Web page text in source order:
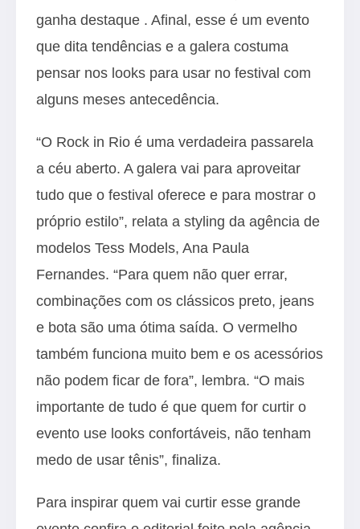
ganha destaque . Afinal, esse é um evento
que dita tendências e a galera costuma
pensar nos looks para usar no festival com
alguns meses antecedência.
“O Rock in Rio é uma verdadeira passarela
a céu aberto. A galera vai para aproveitar
tudo que o festival oferece e para mostrar o
próprio estilo”, relata a styling da agência de
modelos Tess Models, Ana Paula
Fernandes. “Para quem não quer errar,
combinações com os clássicos preto, jeans
e bota são uma ótima saída. O vermelho
também funciona muito bem e os acessórios
não podem ficar de fora”, lembra. “O mais
importante de tudo é que quem for curtir o
evento use looks confortáveis, não tenham
medo de usar tênis”, finaliza.
Para inspirar quem vai curtir esse grande